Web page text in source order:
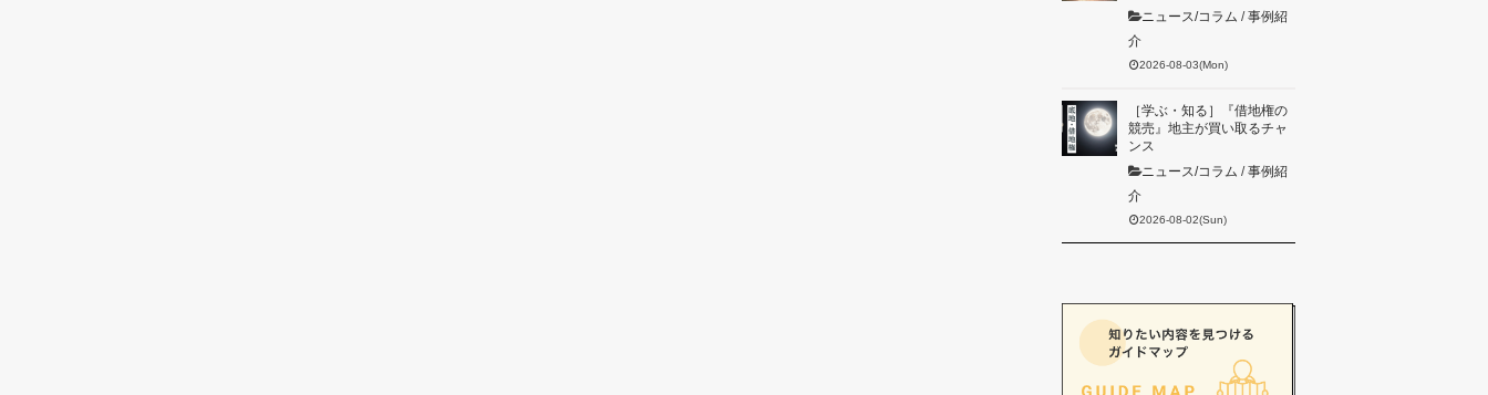
ニュース/コラム /事例紹
介
2026-08-03(Mon)
［学ぶ・知る］『借地権の
競売』地主が買い取るチャ
ンス
ニュース/コラム /事例紹
介
2026-08-02(Sun)